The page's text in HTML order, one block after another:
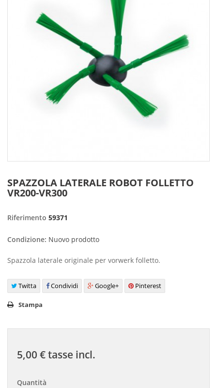
SPAZZOLA LATERALE ROBOT FOLLETTO
VR200-VR300
Riferimento 59371
Condizione: Nuovo prodotto
Spazzola laterale originale per vorwerk folletto.
Twitta Condividi Google+ Pinterest
Stampa
5,00 €tasse incl.
Quantità